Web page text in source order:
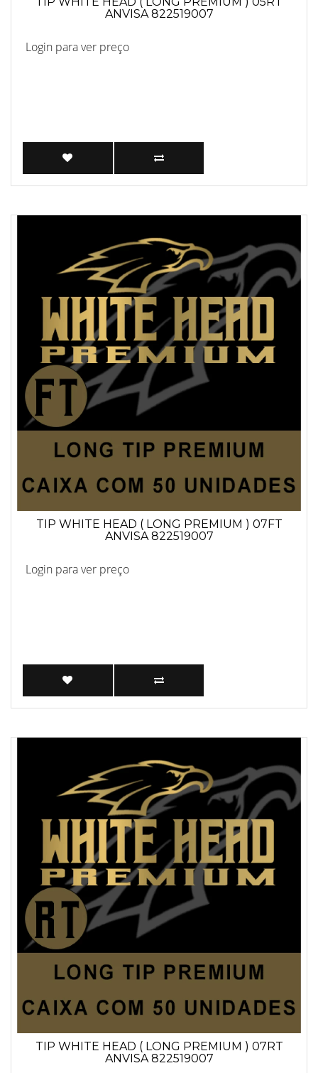
ANVISA 822519007
Login para ver preço
TIP WHITE HEAD ( LONG PREMIUM ) 07FT
ANVISA 822519007
Login para ver preço
TIP WHITE HEAD ( LONG PREMIUM ) 07RT
ANVISA 822519007